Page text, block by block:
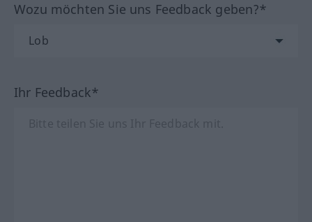
Wozu möchten Sie uns Feedback geben?*
Ihr Feedback*